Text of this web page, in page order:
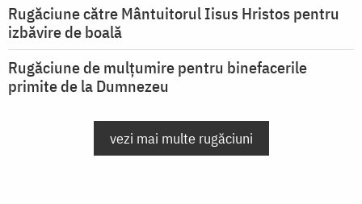
Rugăciune către Mântuitorul Iisus Hristos pentru
izbăvire de boală
Rugăciune de mulțumire pentru binefacerile
primite de la Dumnezeu
vezi mai multe rugăciuni